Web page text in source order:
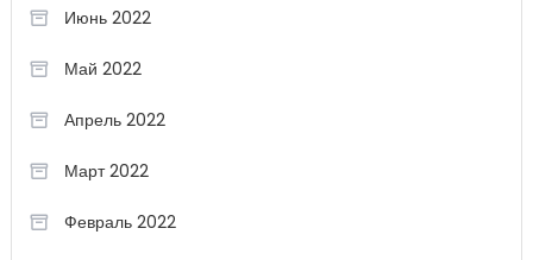
Июнь 2022
Май 2022
Апрель 2022
Март 2022
Февраль 2022